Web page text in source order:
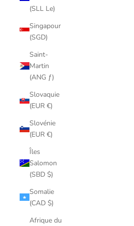
(SLL Le)
Singapour
(SGD)
Saint-
Martin
(ANG ƒ)
Slovaquie
(EUR €)
Slovénie
(EUR €)
Îles
Salomon
(SBD $)
Somalie
(CAD $)
Afrique du